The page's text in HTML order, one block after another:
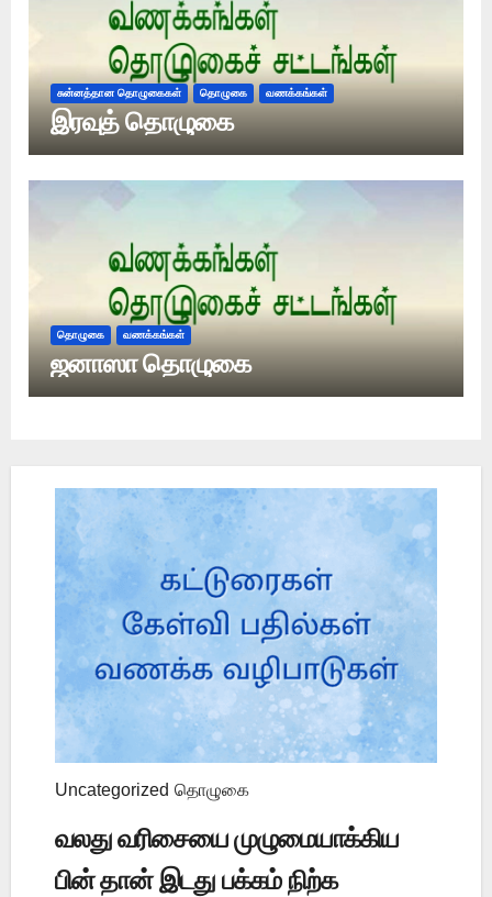
சுன்னத்தான தொழுகைகள் தொழுகை வணக்கங்கள்
இரவுத் தொழுகை
தொழுகை வணக்கங்கள்
ஜனாஸா தொழுகை
Uncategorized தொழுகை
வலது வரிசையை முழுமையாக்கிய
பின் தான் இடது பக்கம் நிற்க